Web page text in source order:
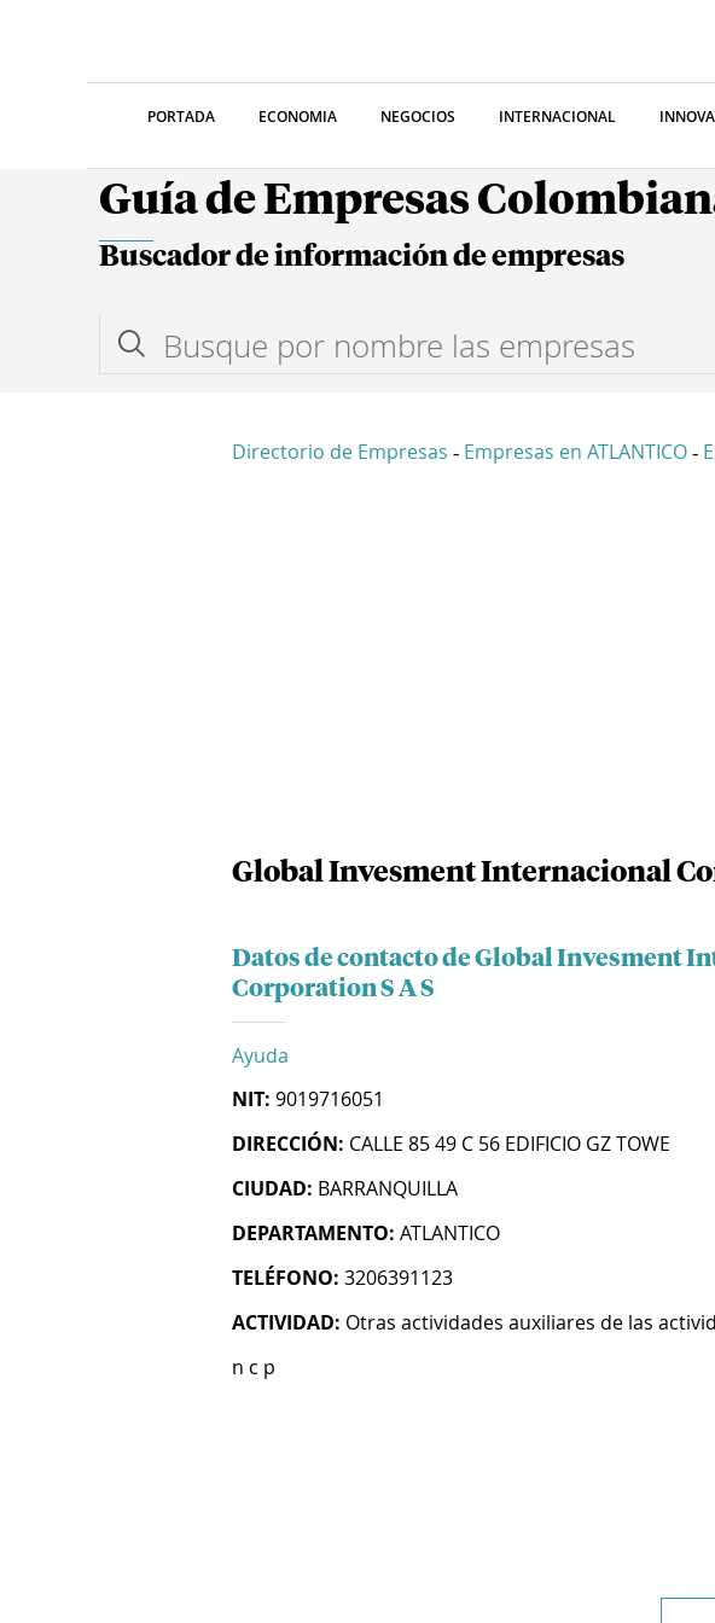
PORTADA ECONOMIA NEGOCIOS INTERNACIONAL
Guía de Empresas
Buscador de información de empresas
Directorio de Empresas - Empresas en ATLANTICO -
Global Invesment Internacional
Datos de contacto de Global Invesment
Corporation S A S
Ayuda
NIT: 9019716051
DIRECCIÓN: CALLE 85 49 C 56 EDIFICIO GZ TOWE
CIUDAD: BARRANQUILLA
DEPARTAMENTO: ATLANTICO
TELÉFONO: 3206391123
ACTIVIDAD: Otras actividades auxiliares de las
n c p